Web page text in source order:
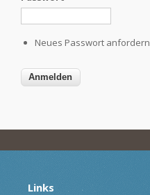
Neues Passwort anfordern
Links